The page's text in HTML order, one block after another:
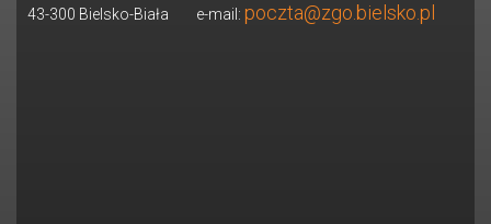
43-300 Bielsko-Biała e-mail: poczta@zgo.bielsko.pl